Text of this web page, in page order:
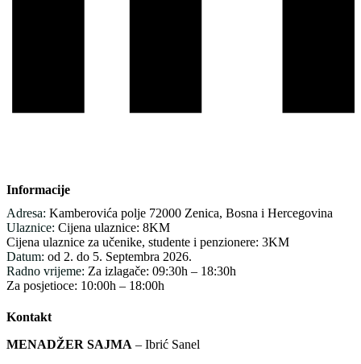
Informacije
Adresa: Kamberovića polje 72000 Zenica, Bosna i Hercegovina
Ulaznice: Cijena ulaznice: 8KM
Cijena ulaznice za učenike, studente i penzionere: 3KM
Datum: od 2. do 5. Septembra 2026.
Radno vrijeme: Za izlagače: 09:30h – 18:30h
Za posjetioce: 10:00h – 18:00h
Kontakt
MENADŽER SAJMA – Ibrić Sanel